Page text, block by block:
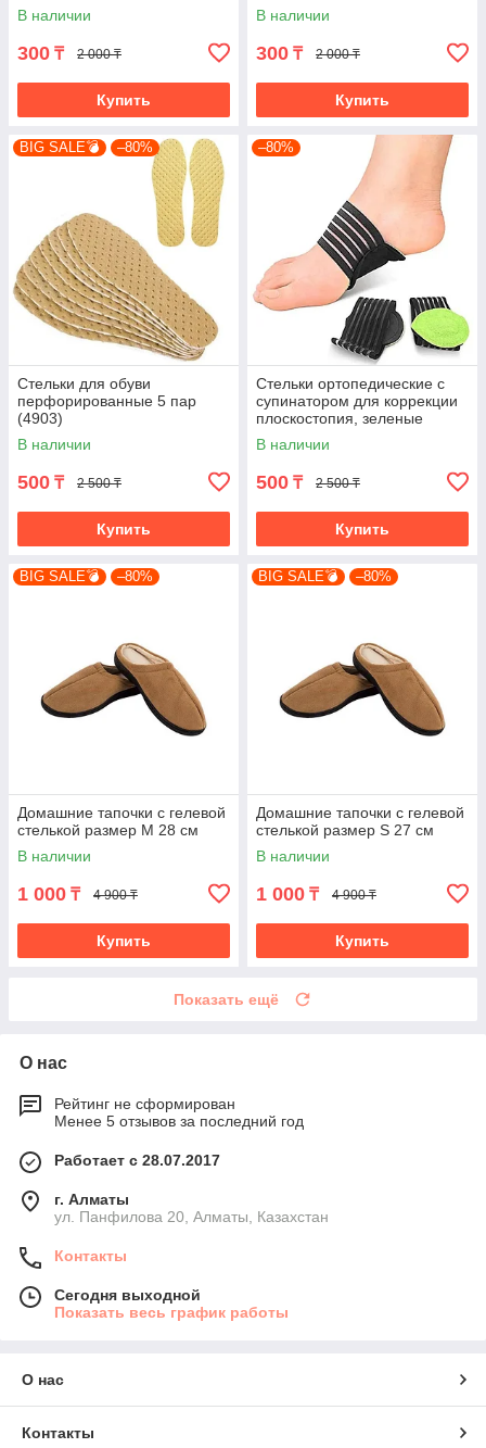
В наличии
300 ₸ 2 000 ₸
Купить
В наличии
300 ₸ 2 000 ₸
Купить
BIG SALE💣 –80%
Стельки для обуви
перфорированные 5 пар
(4903)
В наличии
500 ₸ 2 500 ₸
Купить
–80%
Стельки ортопедические с
супинатором для коррекции
плоскостопия, зеленые
(4782-1)
В наличии
500 ₸ 2 500 ₸
Купить
BIG SALE💣 –80%
Домашние тапочки с гелевой
стелькой размер M 28 см
В наличии
1 000 ₸ 4 900 ₸
Купить
BIG SALE💣 –80%
Домашние тапочки с гелевой
стелькой размер S 27 см
В наличии
1 000 ₸ 4 900 ₸
Купить
Показать ещё
О нас
Рейтинг не сформирован
Менее 5 отзывов за последний год
Работает с 28.07.2017
г. Алматы
ул. Панфилова 20, Алматы, Казахстан
Контакты
Сегодня выходной
Показать весь график работы
О нас
Контакты